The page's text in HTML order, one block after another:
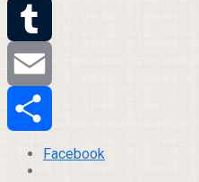
Twitter
Tumblr
Email
Compartilhar
Facebook